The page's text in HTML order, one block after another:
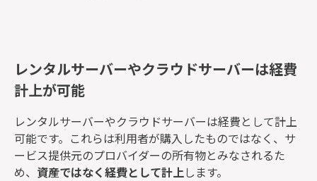
レンタルサーバーやクラウドサーバーは経費
計上が可能
レンタルサーバーやクラウドサーバーは経費として計上
可能です。これらは利用者が購入したものではなく、サ
ービス提供元のプロバイダーの所有物とみなされるた
め、 資産ではなく経費として計上 します。